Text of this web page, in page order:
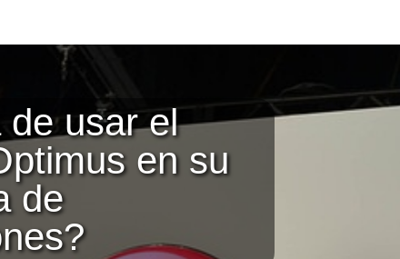
usar el
en su
de